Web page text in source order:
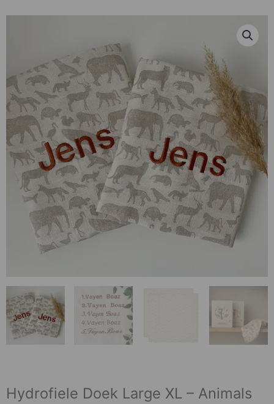
Hydrofiele Doek Large XL – Animals